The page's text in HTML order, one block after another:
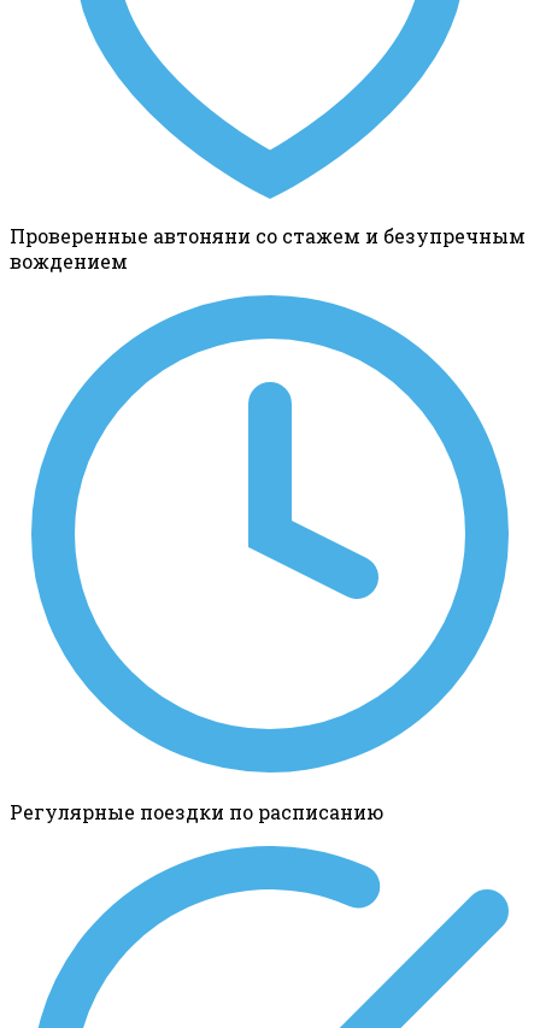
Проверенные автоняни со стажем и безупречным
вождением
Регулярные поездки по расписанию